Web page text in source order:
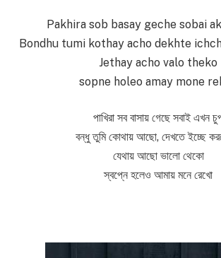
Pakhira sob basay geche sobai
Bondhu tumi kothay acho dekhte
Jethay acho valo theko
sopne holeo amay mone
পাখিরা সব বাসায় গেছে সবাই এখন
বন্ধু তুমি কোথায় আছো, দেখতে ইচ্ছে
যেথায় আছো ভালো থেকো
স্বপ্নে হলেও আমায় মনে রেখো